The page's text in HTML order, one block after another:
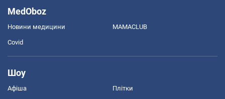
MedOboz
Новини медицини MAMACLUB
Covid
Шоу
Афіша Плітки